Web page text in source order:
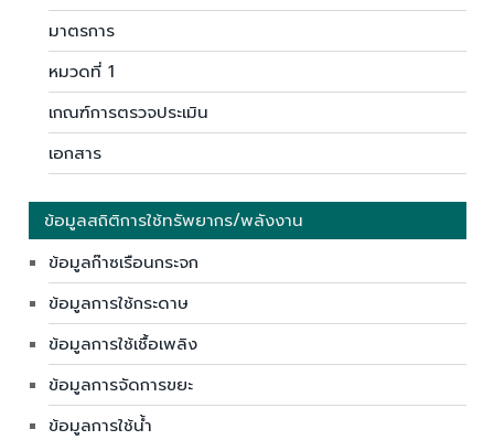
มาตรการ
หมวดที่ 1
เกณฑ์การตรวจประเมิน
เอกสาร
ข้อมูลสถิติการใช้ทรัพยากร/พลังงาน
ข้อมูลก๊าซเรือนกระจก
ข้อมูลการใช้กระดาษ
ข้อมูลการใช้เชื้อเพลิง
ข้อมูลการจัดการขยะ
ข้อมูลการใช้น้ำ